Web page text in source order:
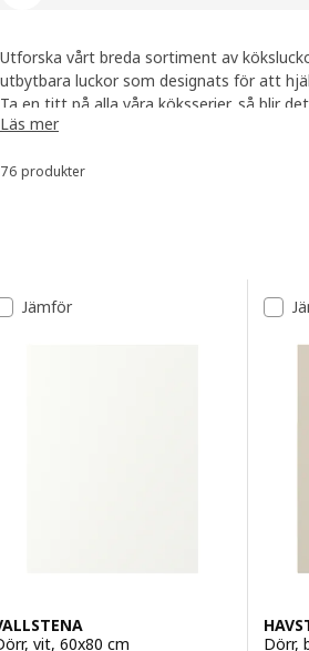
Utforska vårt breda sortiment av
utbytbara luckor som designats för att
drömkök. Dina köksluckor avspeglar din
modern känsla eller lite mer rustik charm.
Ta en titt på alla våra köksserier, så blir
ditt drömkök.
Läs mer
Sortera och filtrera
76 produkter
Lista över resultat
Jämför
vit, 60x80 cm
Dörr,